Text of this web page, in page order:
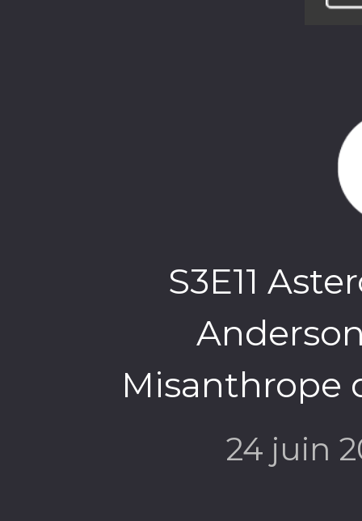
S3E11
Misanthrope
24 juin